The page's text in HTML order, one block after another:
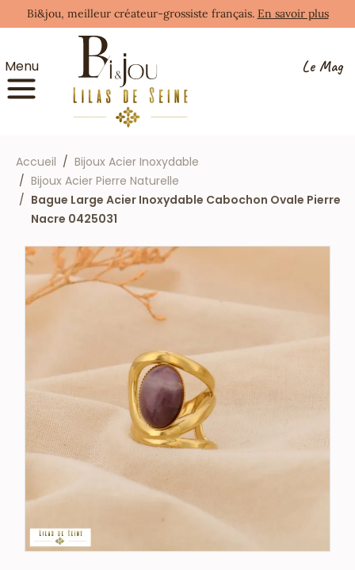
Bi&jou, meilleur créateur-grossiste français. En savoir plus
Menu Le Mag
Accueil
Bijoux Acier Inoxydable
Bijoux Acier Pierre Naturelle
Bague Large Acier Inoxydable Cabochon Ovale Pierre
Nacre 0425031